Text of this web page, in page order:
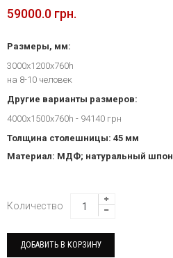
59000.0 грн.
Размеры, мм:
3000х1200х760h
на 8-10 человек
Другие варианты размеров:
4000х1500х760h - 94140 грн
Толщина столешницы: 45 мм
Материал: МДФ; натуральный шпон
Количество